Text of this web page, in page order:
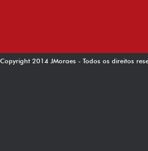
Copyright 2014 JMoraes - Todos os direitos